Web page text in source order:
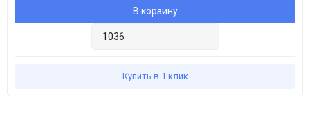
В корзину
Купить в 1 клик